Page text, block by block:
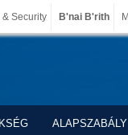
& Security B'nai B'rith
ALAPSZABÁLY